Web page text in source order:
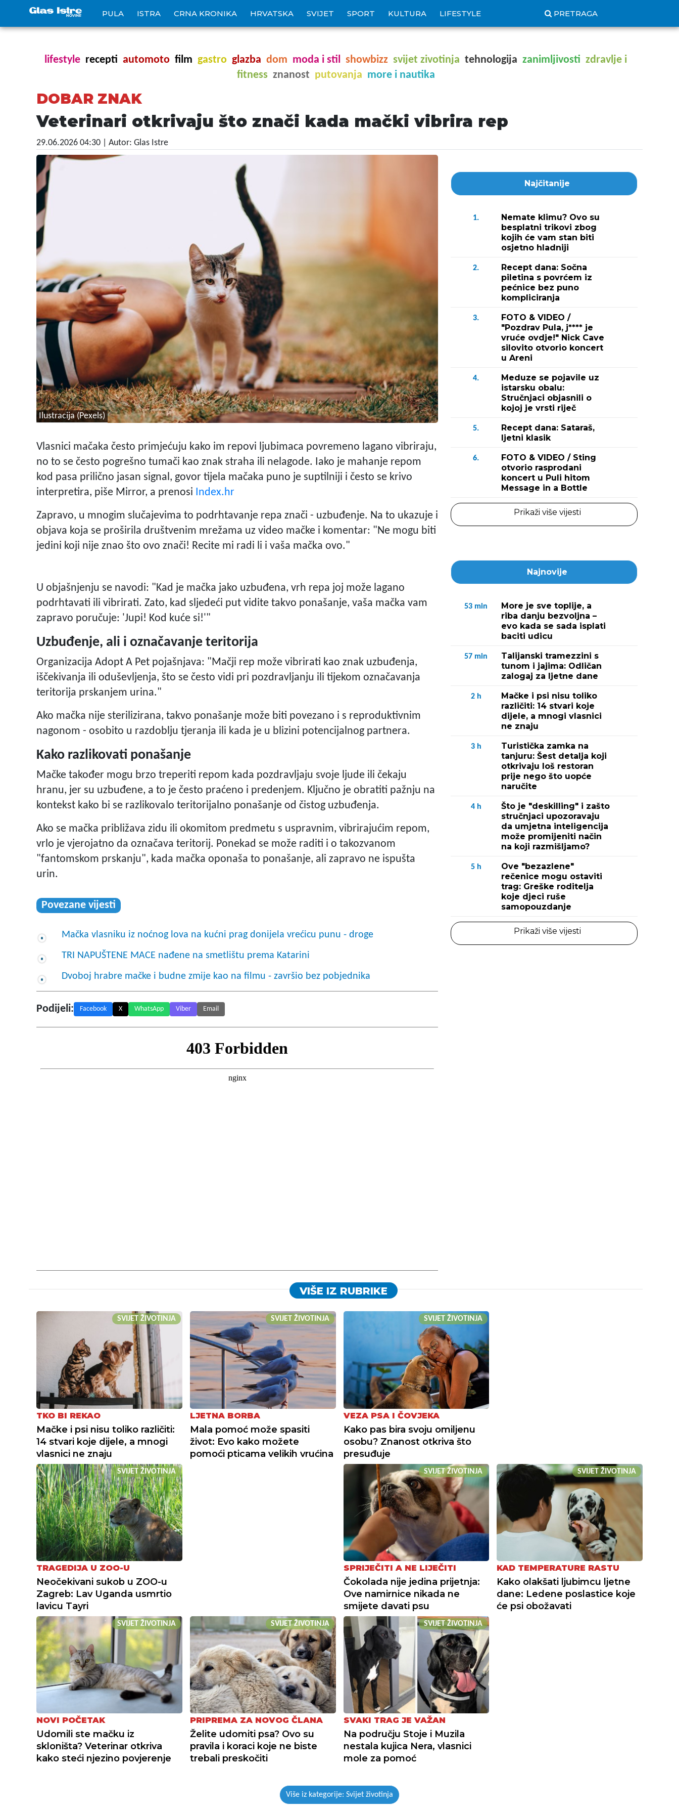
PULA ISTRA CRNA KRONIKA HRVATSKA SVIJET SPORT KULTURA LIFESTYLE PRETRAGA
lifestyle recepti automoto film gastro glazba dom moda i stil showbizz svijet zivotinja tehnologija zanimljivosti zdravlje i
fitness znanost putovanja more i nautika
DOBAR ZNAK
Veterinari otkrivaju što znači kada mački vibrira rep
29.06.2026 04:30 | Autor: Glas Istre
Ilustracija (Pexels)
Vlasnici mačaka često primjećuju kako im repovi ljubimaca povremeno lagano vibriraju,
no to se često pogrešno tumači kao znak straha ili nelagode. Iako je mahanje repom
kod pasa prilično jasan signal, govor tijela mačaka puno je suptilniji i često se krivo
interpretira, piše Mirror, a prenosi Index.hr
Zapravo, u mnogim slučajevima to podrhtavanje repa znači - uzbuđenje. Na to ukazuje i
objava koja se proširila društvenim mrežama uz video mačke i komentar: "Ne mogu biti
jedini koji nije znao što ovo znači! Recite mi radi li i vaša mačka ovo."
U objašnjenju se navodi: "Kad je mačka jako uzbuđena, vrh repa joj može lagano
podrhtavati ili vibrirati. Zato, kad sljedeći put vidite takvo ponašanje, vaša mačka vam
zapravo poručuje: 'Jupi! Kod kuće si!'"
Uzbuđenje, ali i označavanje teritorija
Organizacija Adopt A Pet pojašnjava: "Mačji rep može vibrirati kao znak uzbuđenja,
iščekivanja ili oduševljenja, što se često vidi pri pozdravljanju ili tijekom označavanja
teritorija prskanjem urina."
Ako mačka nije sterilizirana, takvo ponašanje može biti povezano i s reproduktivnim
nagonom - osobito u razdoblju tjeranja ili kada je u blizini potencijalnog partnera.
Kako razlikovati ponašanje
Mačke također mogu brzo treperiti repom kada pozdravljaju svoje ljude ili čekaju
hranu, jer su uzbuđene, a to je često praćeno i predenjem. Ključno je obratiti pažnju na
kontekst kako bi se razlikovalo teritorijalno ponašanje od čistog uzbuđenja.
Ako se mačka približava zidu ili okomitom predmetu s uspravnim, vibrirajućim repom,
vrlo je vjerojatno da označava teritorij. Ponekad se može raditi i o takozvanom
"fantomskom prskanju", kada mačka oponaša to ponašanje, ali zapravo ne ispušta
urin.
Povezane vijesti
Mačka vlasniku iz noćnog lova na kućni prag donijela vrećicu punu - droge
TRI NAPUŠTENE MACE nađene na smetlištu prema Katarini
Dvoboj hrabre mačke i budne zmije kao na filmu - završio bez pobjednika
Podijeli: Facebook X WhatsApp Viber Email
Najčitanije
1.
Nemate klimu? Ovo su
besplatni trikovi zbog
kojih će vam stan biti
osjetno hladniji
2.
Recept dana: Sočna
piletina s povrćem iz
pećnice bez puno
kompliciranja
3.
FOTO & VIDEO /
"Pozdrav Pula, j**** je
vruće ovdje!" Nick Cave
silovito otvorio koncert
u Areni
4.
Meduze se pojavile uz
istarsku obalu:
Stručnjaci objasnili o
kojoj je vrsti riječ
5.
Recept dana: Sataraš,
ljetni klasik
6.
FOTO & VIDEO / Sting
otvorio rasprodani
koncert u Puli hitom
Message in a Bottle
Prikaži više vijesti
Najnovije
53 min
More je sve toplije, a
riba danju bezvoljna –
evo kada se sada isplati
baciti udicu
57 min
Talijanski tramezzini s
tunom i jajima: Odličan
zalogaj za ljetne dane
2 h
Mačke i psi nisu toliko
različiti: 14 stvari koje
dijele, a mnogi vlasnici
ne znaju
3 h
Turistička zamka na
tanjuru: Šest detalja koji
otkrivaju loš restoran
prije nego što uopće
naručite
4 h
Što je "deskilling" i zašto
stručnjaci upozoravaju
da umjetna inteligencija
može promijeniti način
na koji razmišljamo?
5 h
Ove "bezazlene"
rečenice mogu ostaviti
trag: Greške roditelja
koje djeci ruše
samopouzdanje
Prikaži više vijesti
VIŠE IZ RUBRIKE
SVIJET ŽIVOTINJA
TKO BI REKAO
Mačke i psi nisu toliko različiti:
14 stvari koje dijele, a mnogi
vlasnici ne znaju
SVIJET ŽIVOTINJA
LJETNA BORBA
Mala pomoć može spasiti
život: Evo kako možete
pomoći pticama velikih vrućina
SVIJET ŽIVOTINJA
VEZA PSA I ČOVJEKA
Kako pas bira svoju omiljenu
osobu? Znanost otkriva što
presuđuje
SVIJET ŽIVOTINJA
TRAGEDIJA U ZOO-U
Neočekivani sukob u ZOO-u
Zagreb: Lav Uganda usmrtio
lavicu Tayri
SVIJET ŽIVOTINJA
SPRIJEČITI A NE LIJEČITI
Čokolada nije jedina prijetnja:
Ove namirnice nikada ne
smijete davati psu
SVIJET ŽIVOTINJA
KAD TEMPERATURE RASTU
Kako olakšati ljubimcu ljetne
dane: Ledene poslastice koje
će psi obožavati
SVIJET ŽIVOTINJA
NOVI POČETAK
Udomili ste mačku iz
skloništa? Veterinar otkriva
kako steći njezino povjerenje
SVIJET ŽIVOTINJA
PRIPREMA ZA NOVOG ČLANA
Želite udomiti psa? Ovo su
pravila i koraci koje ne biste
trebali preskočiti
SVIJET ŽIVOTINJA
SVAKI TRAG JE VAŽAN
Na području Stoje i Muzila
nestala kujica Nera, vlasnici
mole za pomoć
Više iz kategorije: Svijet životinja